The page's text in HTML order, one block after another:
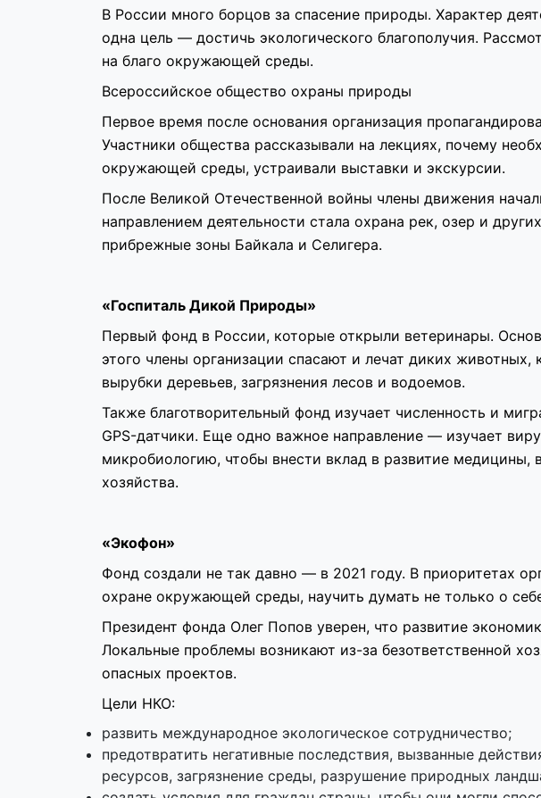
В России много борцов за спасение природы. Характер
одна цель — достичь экологического благополучия.
на благо окружающей среды.
Всероссийское общество охраны природы
Первое время после основания организация
Участники общества рассказывали на лекциях, почему
окружающей среды, устраивали выставки и экскурсии.
После Великой Отечественной войны члены движения
направлением деятельности стала охрана рек, озер и
прибрежные зоны Байкала и Селигера.
«Госпиталь Дикой Природы»
Первый фонд в России, которые открыли ветеринары.
этого члены организации спасают и лечат диких
вырубки деревьев, загрязнения лесов и водоемов.
Также благотворительный фонд изучает численность и
GPS-датчики. Еще одно важное направление — изучает
микробиологию, чтобы внести вклад в развитие медицины,
хозяйства.
«Экофон»
Фонд создали не так давно — в 2021 году. В приоритетах
охране окружающей среды, научить думать не только о
Президент фонда Олег Попов уверен, что развитие
Локальные проблемы возникают из-за безответственной
опасных проектов.
Цели НКО:
развить международное экологическое сотрудничество;
предотвратить негативные последствия, вызванные
ресурсов, загрязнение среды, разрушение природных